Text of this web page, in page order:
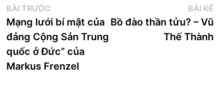
Điều
hướng
bài
viết
BÀI TRƯỚC
trước:
Mạng lưới bí mật của
đảng Cộng Sản Trung
quốc ở Đức” của
Markus Frenzel
BÀI KẾ
Bồ đào thần tửu? – Vũ
Thế Thành